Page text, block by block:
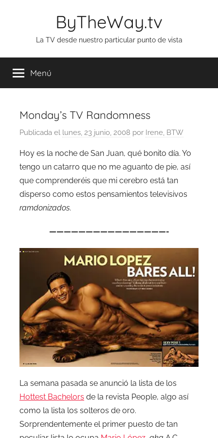
ByTheWay.tv
La TV desde nuestro particular punto de vista
Menú
Monday’s TV Randomness
Publicada el lunes, 23 junio, 2008 por Irene, BTW
Hoy es la noche de San Juan, qué bonito día. Yo
tengo un catarro que no me aguanto de pie, así
que comprenderéis que mi cerebro está tan
disperso como estos pensamientos televisivos
ramdonizados.
————————————————-
La semana pasada se anunció la lista de los
Hottest Bachelors de la revista People, algo así
como la lista los solteros de oro.
Sorprendentemente el primer puesto de tan